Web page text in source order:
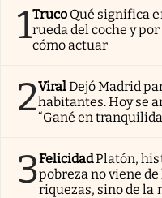
1Truco Qué significa
rueda del coche y
cómo actuar
2ViralDejó Madrid
habitantes. Hoy se
“Gané en
3FelicidadPlatón,
pobreza no viene
riquezas, sino de la